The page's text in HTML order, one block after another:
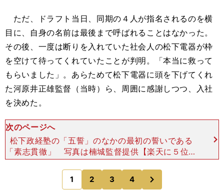
ただ、ドラフト当日、同期の４人が指名されるのを横
目に、自身の名前は最後まで呼ばれることはなかった。
その後、一度は断りを入れていた社会人の松下電器が枠
を空けて待ってくれていたことが判明。「本当に救って
もらいました」。あらためて松下電器に頭を下げてくれ
た河原井正雄監督（当時）ら、周囲に感謝しつつ、入社
を決めた。
次のページへ
松下政経塾の「五誓」のなかの最初の誓いである
「素志貫徹」 写真は楠城監督提供【楽天に５位で
指名され入団】 松下電器では、野球選手の前に、
社会人として学びを得るに十分な2年間だった。野
球部員だからと
1 2 3 4
のページへ